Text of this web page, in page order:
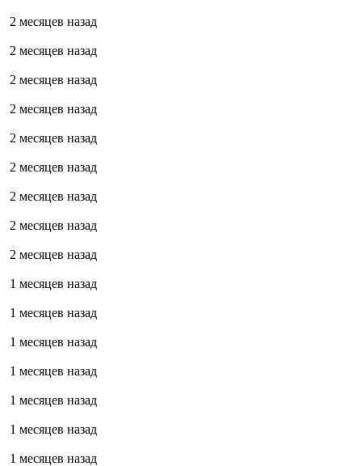
2 месяцев назад
2 месяцев назад
2 месяцев назад
2 месяцев назад
2 месяцев назад
2 месяцев назад
2 месяцев назад
2 месяцев назад
2 месяцев назад
1 месяцев назад
1 месяцев назад
1 месяцев назад
1 месяцев назад
1 месяцев назад
1 месяцев назад
1 месяцев назад